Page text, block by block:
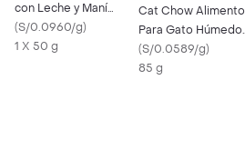
con Leche y Maní
Extremo
(S/0.0960/g)
1 X 50 g
Cat Chow Alimento
Para Gato Húmedo
Pollo 85 g
(S/0.0589/g)
85 g